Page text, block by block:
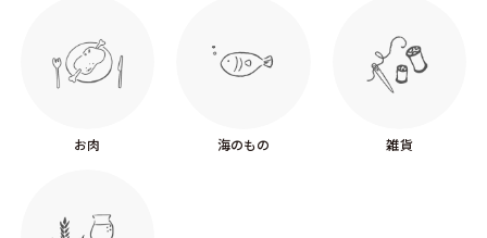
お肉 海のもの 雑貨